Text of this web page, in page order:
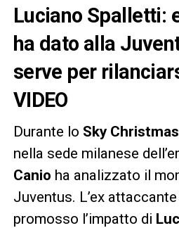
Luciano Spalletti:
ha dato alla
serve per
VIDEO
Durante lo Sky
nella sede milanese
Canio ha analizzato il
Juventus. L’ex
promosso l’impatto di